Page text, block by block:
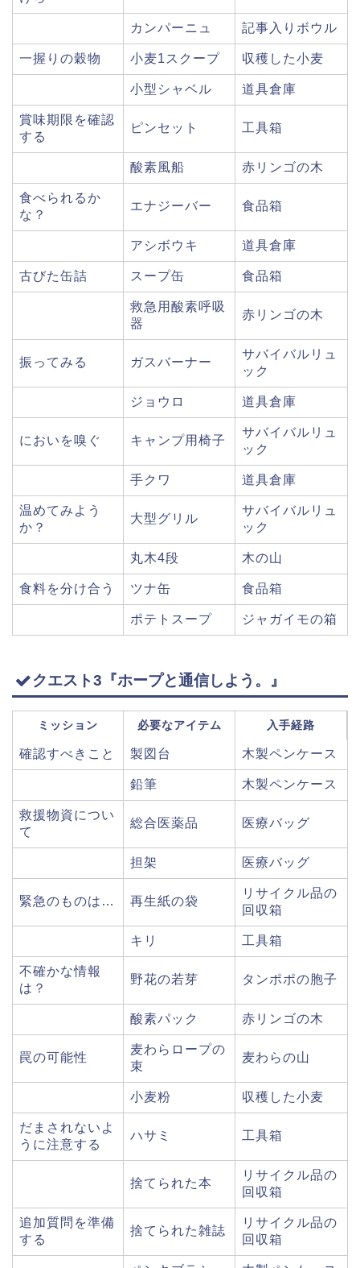
カンパーニュ 記事入りボウル
一握りの穀物 小麦1スクープ 収穫した小麦
小型シャベル 道具倉庫
賞味期限を確認
する
ピンセット 工具箱
酸素風船 赤リンゴの木
食べられるか
な？
エナジーバー 食品箱
アシボウキ 道具倉庫
古びた缶詰 スープ缶 食品箱
救急用酸素呼吸
器
赤リンゴの木
振ってみる ガスバーナー
サバイバルリュ
ック
ジョウロ 道具倉庫
においを嗅ぐ キャンプ用椅子
サバイバルリュ
ック
手クワ 道具倉庫
温めてみよう
か？
大型グリル
サバイバルリュ
ック
丸木4段 木の山
食料を分け合う ツナ缶 食品箱
ポテトスープ ジャガイモの箱
クエスト3『ホープと通信しよう。』
ミッション 必要なアイテム 入手経路
確認すべきこと 製図台 木製ペンケース
鉛筆 木製ペンケース
救援物資につい
て
総合医薬品 医療バッグ
担架 医療バッグ
緊急のものは… 再生紙の袋
リサイクル品の
回収箱
キリ 工具箱
不確かな情報
は？
野花の若芽 タンポポの胞子
酸素パック 赤リンゴの木
罠の可能性
麦わらロープの
束
麦わらの山
小麦粉 収穫した小麦
だまされないよ
うに注意する
ハサミ 工具箱
捨てられた本
リサイクル品の
回収箱
追加質問を準備
する
捨てられた雑誌
リサイクル品の
回収箱